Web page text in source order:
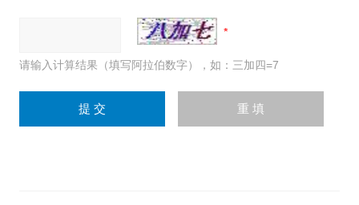
请输入计算结果（填写阿拉伯数字），如：三加四=7